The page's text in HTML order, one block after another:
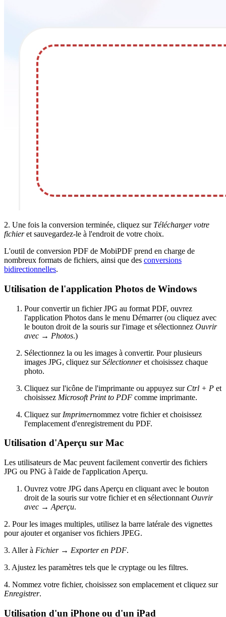
2. Une fois la conversion terminée, cliquez sur Télécharger votre
fichieret sauvegardez-le à l'endroit de votre choix.
L'outil de conversion PDF de MobiPDF prend en charge de
nombreux formats de fichiers, ainsi que des conversions
bidirectionnelles.
Utilisation de l'application Photos de Windows
Pour convertir un fichier JPG au format PDF, ouvrez
l'application Photos dans le menu Démarrer (ou cliquez avec
le bouton droit de la souris sur l'image et sélectionnez Ouvrir
avec → Photos.)
Sélectionnez la ou les images à convertir. Pour plusieurs
images JPG, cliquez surSélectionneret choisissez chaque
photo.
Cliquez sur l'icône de l'imprimante ou appuyez sur Ctrl + P et
choisissez Microsoft Print to PDF comme imprimante.
Cliquez sur Imprimernommez votre fichier et choisissez
l'emplacement d'enregistrement du PDF.
Utilisation d'Aperçu sur Mac
Les utilisateurs de Mac peuvent facilement convertir des fichiers
JPG ou PNG à l'aide de l'application Aperçu.
Ouvrez votre JPG dans Aperçu en cliquant avec le bouton
droit de la souris sur votre fichier et en sélectionnant Ouvrir
avec → Aperçu.
2. Pour les images multiples, utilisez la barre latérale des vignettes
pour ajouter et organiser vos fichiers JPEG.
3. Aller à Fichier → Exporter en PDF.
3. Ajustez les paramètres tels que le cryptage ou les filtres.
4. Nommez votre fichier, choisissez son emplacement et cliquez sur
Enregistrer.
Utilisation d'un iPhone ou d'un iPad